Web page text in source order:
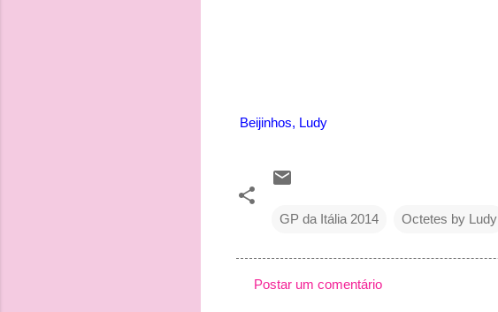
Beijinhos, Ludy
GP da Itália 2014 Octetes by Ludy
Postar um comentário